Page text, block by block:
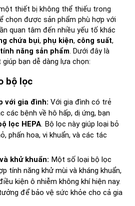
thiết bị không thể thiếu trong
chọn được sản phẩm phù hợp với
quan tâm đến nhiều yếu tố khác
chứa bụi, phụ kiện, công suất,
tính năng sản phẩm. Dưới đây là
bạn dễ dàng lựa chọn:
bộ lọc
với gia đình: Với gia đình có trẻ
các bệnh về hô hấp, dị ứng, bạn
lọc HEPA. Bộ lọc này giúp loại bỏ
phấn hoa, vi khuẩn, và các tác
khử khuẩn: Một số loại bộ lọc
tính năng khử mùi và kháng khuẩn,
kiện ô nhiễm không khí hiện nay.
để bảo vệ sức khỏe cho cả gia